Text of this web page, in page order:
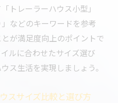
トレーラーハウス小型」
などのキーワードを参考
が満足度向上のポイントで
ルに合わせたサイズ選び
ス生活を実現しましょう。
スサイズ比較と選び方